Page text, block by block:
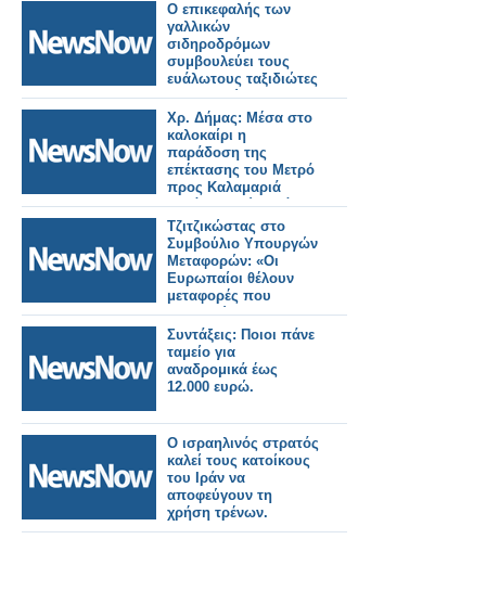
Ο επικεφαλής των
γαλλικών
σιδηροδρόμων
συμβουλεύει τους
ευάλωτους ταξιδιώτες
να αποφεύγουν τα
τρένα κατά τη
διάρκεια του
καύσωνα.
Χρ. Δήμας: Μέσα στο
καλοκαίρι η
παράδοση της
επέκτασης του Μετρό
προς Καλαμαριά
–«Πάνε πολύ καλά τα
δοκιμαστικά».
Τζιτζικώστας στο
Συμβούλιο Υπουργών
Μεταφορών: «Οι
Ευρωπαίοι θέλουν
μεταφορές που
εμπιστεύονται».
Συντάξεις: Ποιοι πάνε
ταμείο για
αναδρομικά έως
12.000 ευρώ.
Ο ισραηλινός στρατός
καλεί τους κατοίκους
του Ιράν να
αποφεύγουν τη
χρήση τρένων.